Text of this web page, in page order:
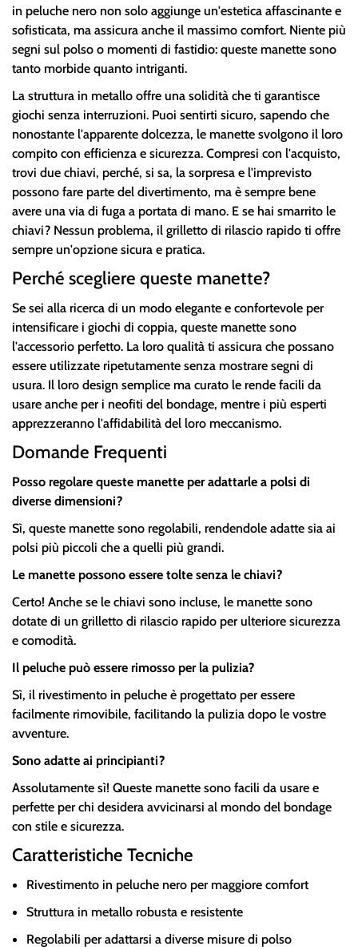
in peluche nero non solo aggiunge un'estetica affascinante e
sofisticata, ma assicura anche il massimo comfort. Niente più
segni sul polso o momenti di fastidio: queste manette sono
tanto morbide quanto intriganti.
La struttura in metallo offre una solidità che ti garantisce
giochi senza interruzioni. Puoi sentirti sicuro, sapendo che
nonostante l'apparente dolcezza, le manette svolgono il loro
compito con efficienza e sicurezza. Compresi con l'acquisto,
trovi due chiavi, perché, si sa, la sorpresa e l'imprevisto
possono fare parte del divertimento, ma è sempre bene
avere una via di fuga a portata di mano. E se hai smarrito le
chiavi? Nessun problema, il grilletto di rilascio rapido ti offre
sempre un'opzione sicura e pratica.
Perché scegliere queste manette?
Se sei alla ricerca di un modo elegante e confortevole per
intensificare i giochi di coppia, queste manette sono
l'accessorio perfetto. La loro qualità ti assicura che possano
essere utilizzate ripetutamente senza mostrare segni di
usura. Il loro design semplice ma curato le rende facili da
usare anche per i neofiti del bondage, mentre i più esperti
apprezzeranno l'affidabilità del loro meccanismo.
Domande Frequenti
Posso regolare queste manette per adattarle a polsi di
diverse dimensioni?
Sì, queste manette sono regolabili, rendendole adatte sia ai
polsi più piccoli che a quelli più grandi.
Le manette possono essere tolte senza le chiavi?
Certo! Anche se le chiavi sono incluse, le manette sono
dotate di un grilletto di rilascio rapido per ulteriore sicurezza
e comodità.
Il peluche può essere rimosso per la pulizia?
Sì, il rivestimento in peluche è progettato per essere
facilmente rimovibile, facilitando la pulizia dopo le vostre
avventure.
Sono adatte ai principianti?
Assolutamente sì! Queste manette sono facili da usare e
perfette per chi desidera avvicinarsi al mondo del bondage
con stile e sicurezza.
Caratteristiche Tecniche
Rivestimento in peluche nero per maggiore comfort
Struttura in metallo robusta e resistente
Regolabili per adattarsi a diverse misure di polso